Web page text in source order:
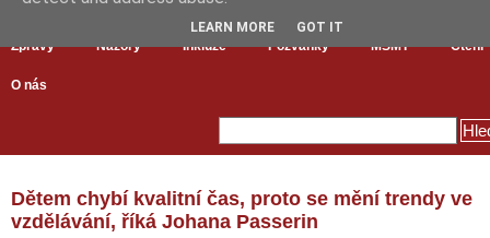
Zprávy Názory Inkluze Pozvánky MŠMT Čtení
O nás
Dětem chybí kvalitní čas, proto se mění trendy ve
vzdělávání, říká Johana Passerin
LEARN MORE GOT IT